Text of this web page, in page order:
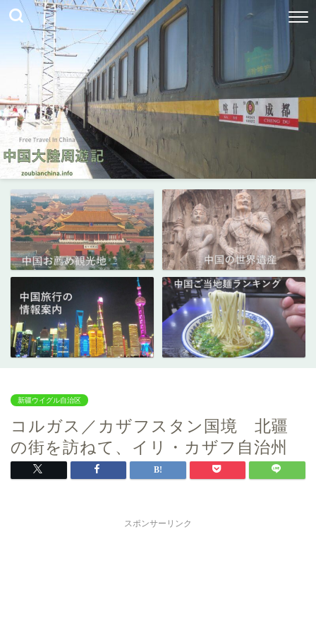
新疆ウイグル自治区
コルガス／カザフスタン国境 北疆
の街を訪ねて、イリ・カザフ自治州
スポンサーリンク